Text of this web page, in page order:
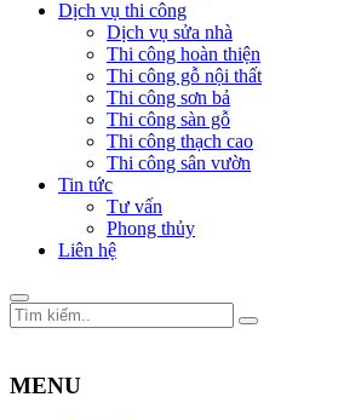
Dịch vụ thi công
Dịch vụ sửa nhà
Thi công hoàn thiện
Thi công gỗ nội thất
Thi công sơn bả
Thi công sàn gỗ
Thi công thạch cao
Thi công sân vườn
Tin tức
Tư vấn
Phong thủy
Liên hệ
MENU